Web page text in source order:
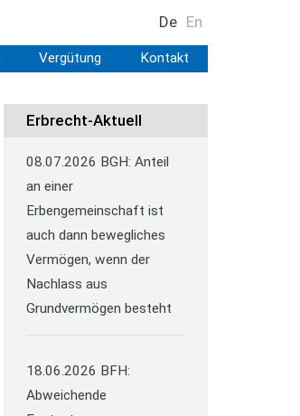
De En
Vergütung Kontakt
Erbrecht-Aktuell
08.07.2026 BGH: Anteil
an einer
Erbengemeinschaft ist
auch dann bewegliches
Vermögen, wenn der
Nachlass aus
Grundvermögen besteht
18.06.2026 BFH:
Abweichende